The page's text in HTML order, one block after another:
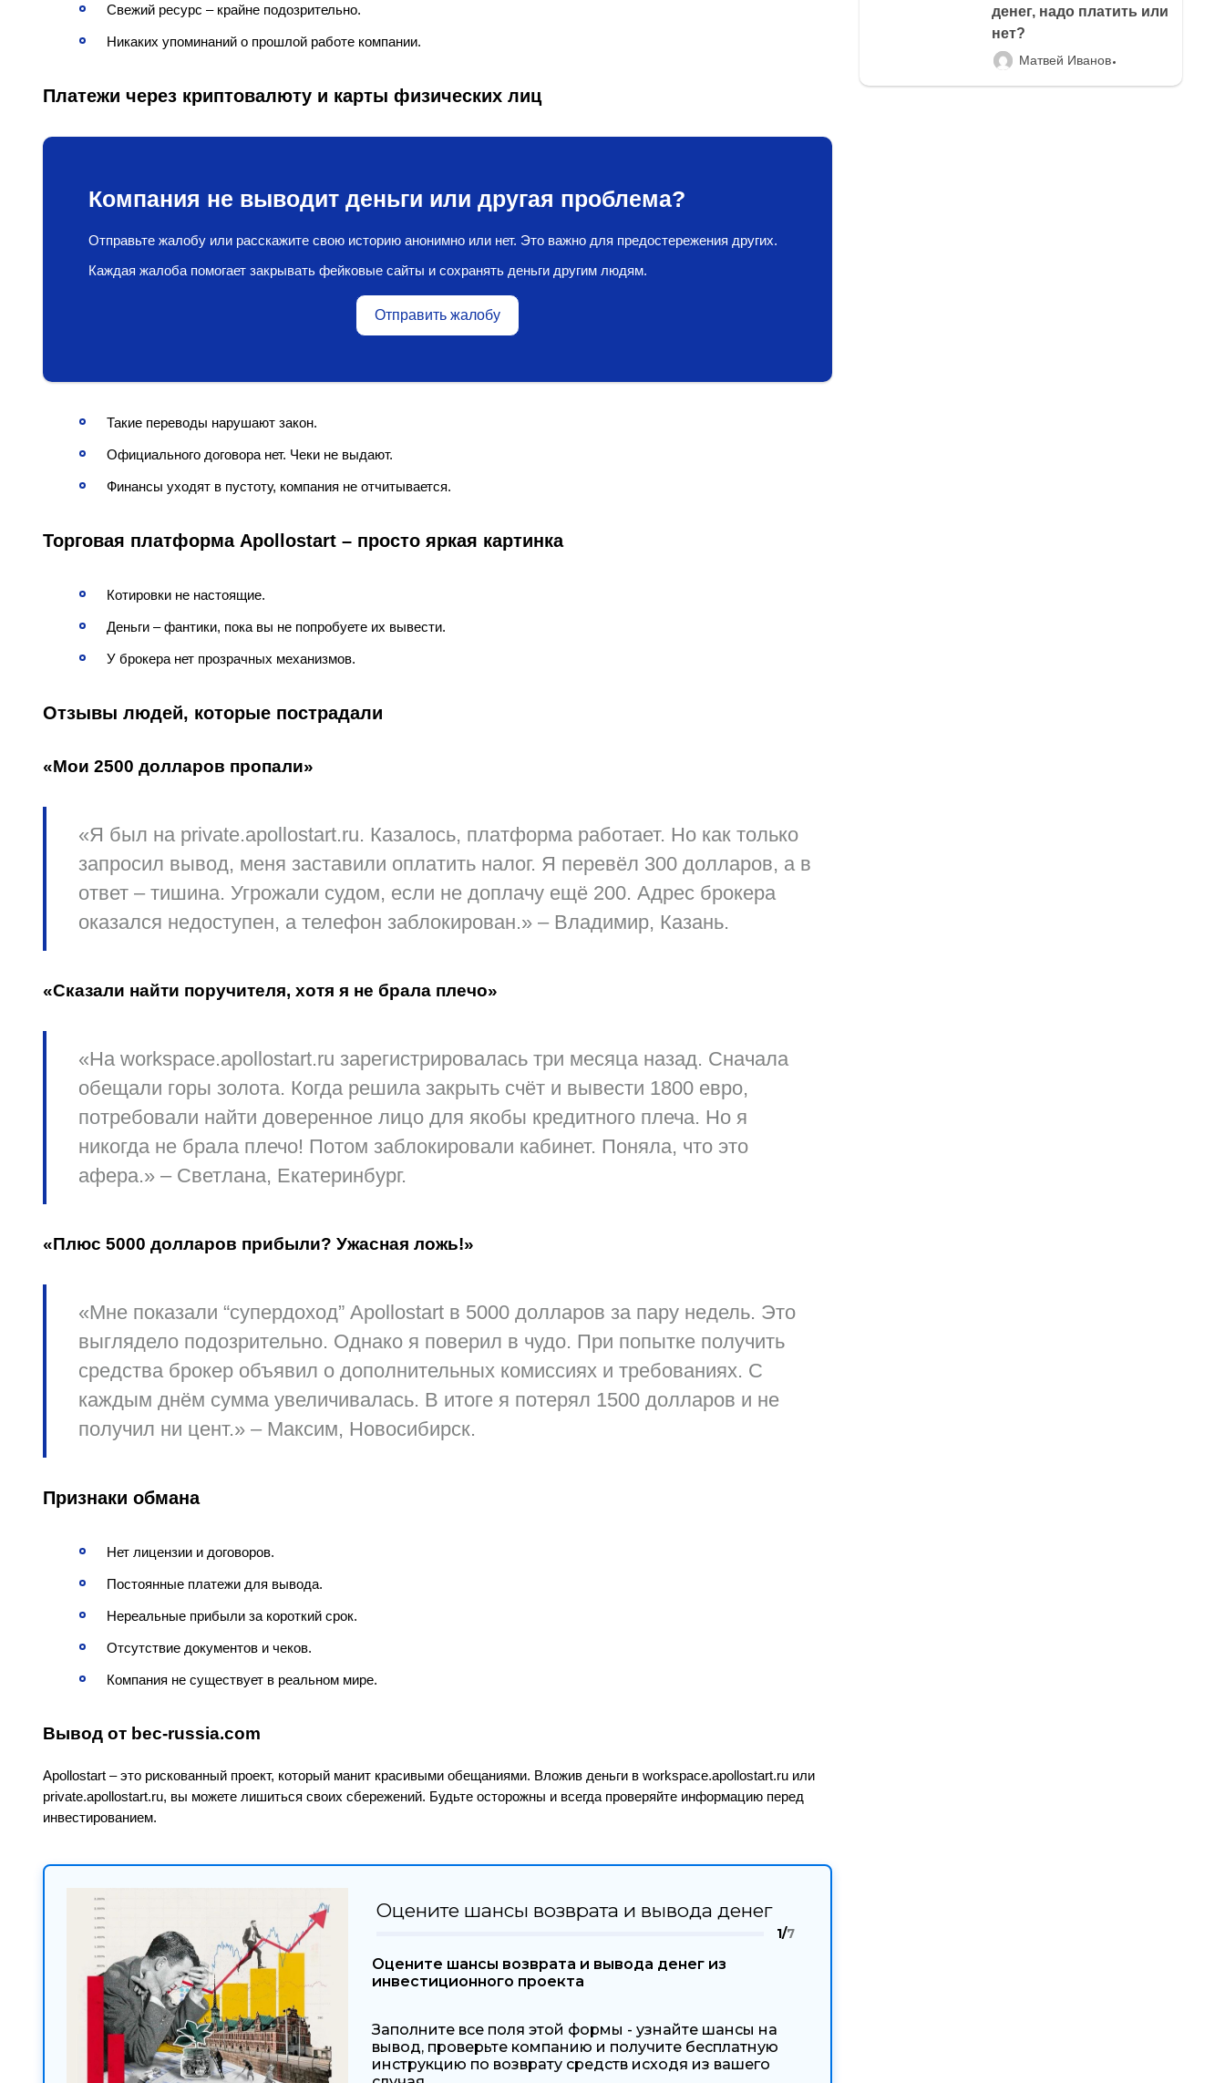
Свежий ресурс – крайне подозрительно.
Никаких упоминаний о прошлой работе компании.
Платежи через криптовалюту и карты физических лиц
Компания не выводит деньги или другая проблема?
Отправьте жалобу или расскажите свою историю анонимно или нет. Это важно для предостережения других.
Каждая жалоба помогает закрывать фейковые сайты и сохранять деньги другим людям.
Отправить жалобу
Такие переводы нарушают закон.
Официального договора нет. Чеки не выдают.
Финансы уходят в пустоту, компания не отчитывается.
Торговая платформа Apollostart – просто яркая картинка
Котировки не настоящие.
Деньги – фантики, пока вы не попробуете их вывести.
У брокера нет прозрачных механизмов.
Отзывы людей, которые пострадали
«Мои 2500 долларов пропали»
«Я был на private.apollostart.ru. Казалось, платформа работает. Но как только
запросил вывод, меня заставили оплатить налог. Я перевёл 300 долларов, а в
ответ – тишина. Угрожали судом, если не доплачу ещё 200. Адрес брокера
оказался недоступен, а телефон заблокирован.» – Владимир, Казань.
«Сказали найти поручителя, хотя я не брала плечо»
«На workspace.apollostart.ru зарегистрировалась три месяца назад. Сначала
обещали горы золота. Когда решила закрыть счёт и вывести 1800 евро,
потребовали найти доверенное лицо для якобы кредитного плеча. Но я
никогда не брала плечо! Потом заблокировали кабинет. Поняла, что это
афера.» – Светлана, Екатеринбург.
«Плюс 5000 долларов прибыли? Ужасная ложь!»
«Мне показали “супердоход” Apollostart в 5000 долларов за пару недель. Это
выглядело подозрительно. Однако я поверил в чудо. При попытке получить
средства брокер объявил о дополнительных комиссиях и требованиях. С
каждым днём сумма увеличивалась. В итоге я потерял 1500 долларов и не
получил ни цент.» – Максим, Новосибирск.
Признаки обмана
Нет лицензии и договоров.
Постоянные платежи для вывода.
Нереальные прибыли за короткий срок.
Отсутствие документов и чеков.
Компания не существует в реальном мире.
Вывод от bec-russia.com
Apollostart – это рискованный проект, который манит красивыми обещаниями. Вложив деньги в workspace.apollostart.ru или
private.apollostart.ru, вы можете лишиться своих сбережений. Будьте осторожны и всегда проверяйте информацию перед
инвестированием.
Оцените шансы возврата и вывода денег
1/7
Оцените шансы возврата и вывода денег из
инвестиционного проекта
Заполните все поля этой формы - узнайте шансы на
вывод, проверьте компанию и получите бесплатную
инструкцию по возврату средств исходя из вашего
денег, надо платить или
нет?
Матвей Иванов